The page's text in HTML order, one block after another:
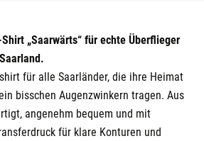
„Saarwärts“ für echte Überflieger
für alle Saarländer, die ihre Heimat
bisschen Augenzwinkern tragen. Aus
angenehm bequem und mit
für klare Konturen und